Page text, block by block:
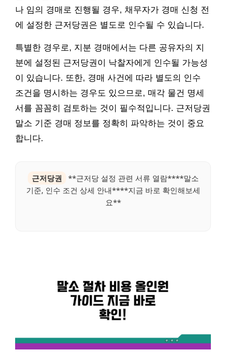
나 임의 경매로 진행될 경우, 채무자가 경매 신청 전
에 설정한 근저당권은 별도로 인수될 수 있습니다.
특별한 경우로, 지분 경매에서는 다른 공유자의 지
분에 설정된 근저당권이 낙찰자에게 인수될 가능성
이 있습니다. 또한, 경매 사건에 따라 별도의 인수
조건을 명시하는 경우도 있으므로, 매각 물건 명세
서를 꼼꼼히 검토하는 것이 필수적입니다. 근저당권
말소 기준 경매 정보를 정확히 파악하는 것이 중요
합니다.
근저당권
**근저당 설정 관련 서류 열람****말소
기준, 인수 조건 상세 안내****지금 바로 확인해보세
요**